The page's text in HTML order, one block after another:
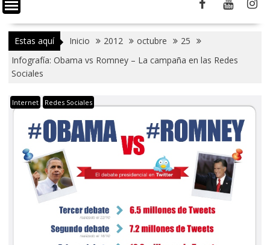
Estas aquí Inicio 2012 octubre
25
Infografía: Obama vs Romney – La campaña en las Redes
Sociales
Internet Redes Sociales